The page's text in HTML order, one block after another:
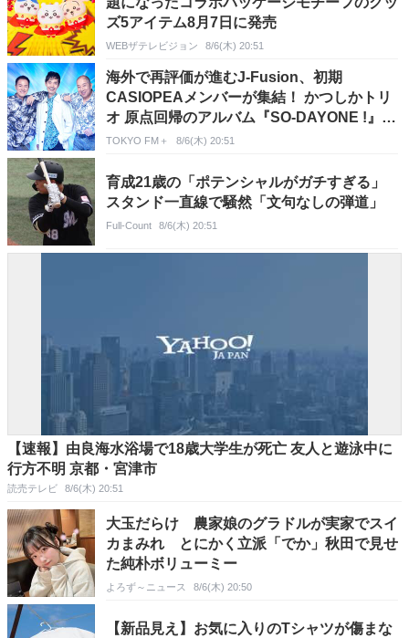
ズ5アイテム8月7日に発売
WEBザテレビジョン 8/6(木) 20:51
海外で再評価が進むJ-Fusion、初期
CASIOPEAメンバーが集結！ かつしかトリ
オ 原点回帰のアルバム『SO-DAYONE !』リ
リース決定
TOKYO FM＋ 8/6(木) 20:51
育成21歳の「ポテンシャルがガチすぎる」
スタンド一直線で騒然「文句なしの弾道」
Full-Count 8/6(木) 20:51
【速報】由良海水浴場で18歳大学生が死亡 友人と遊泳中に
行方不明 京都・宮津市
読売テレビ 8/6(木) 20:51
大玉だらけ 農家娘のグラドルが実家でスイ
カまみれ とにかく立派「でか」秋田で見せ
た純朴ボリューミー
よろず～ニュース 8/6(木) 20:50
【新品見え】お気に入りのTシャツが傷まな